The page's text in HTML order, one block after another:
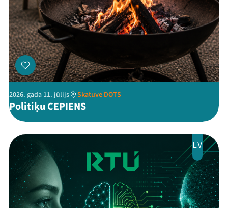
Kontakti
2026. gada 11. jūlijs Skatuve DOTS
Politiķu CEPIENS
LV